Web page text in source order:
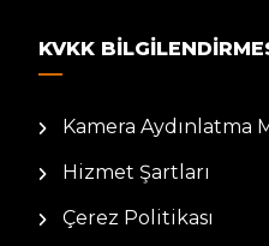
KVKK
Kamera Aydınlatma
Hizmet Şartları
Çerez Politikası